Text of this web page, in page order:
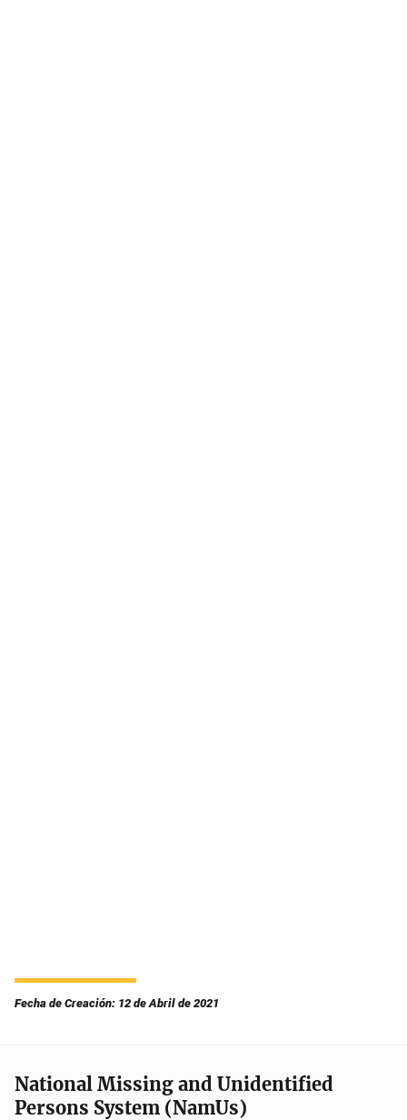
Fecha de Creación: 12 de Abril de 2021
National Missing and Unidentified
Persons System (NamUs)